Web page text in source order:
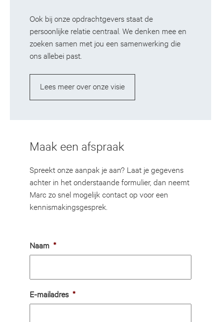
Ook bij onze opdrachtgevers staat de
persoonlijke relatie centraal. We denken mee en
zoeken samen met jou een samenwerking die
ons allebei past.
Lees meer over onze visie
Maak een afspraak
Spreekt onze aanpak je aan? Laat je gegevens
achter in het onderstaande formulier, dan neemt
Marc zo snel mogelijk contact op voor een
kennismakingsgesprek.
Naam *
E-mailadres *